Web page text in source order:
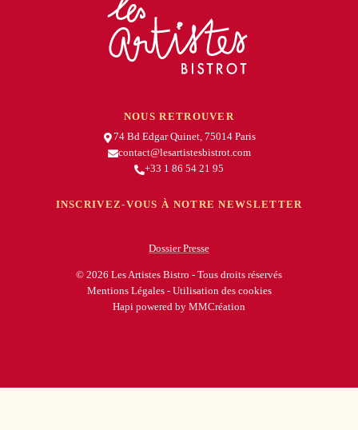
NOUS RETROUVER
74 Bd Edgar Quinet, 75014 Paris
contact@lesartistesbistrot.com
+33 1 86 54 21 95
INSCRIVEZ-VOUS À NOTRE NEWSLETTER
Dossier Presse
© 2026 Les Artistes Bistro - Tous droits réservés
Mentions Légales- Utilisation des cookies
Hapi powered by MMCréation